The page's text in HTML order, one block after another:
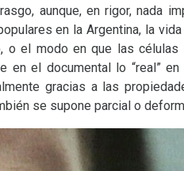
aunque, en rigor, nada
en la Argentina, la
o el modo en que las
en el documental lo “real”
gracias a las
se supone parcial o